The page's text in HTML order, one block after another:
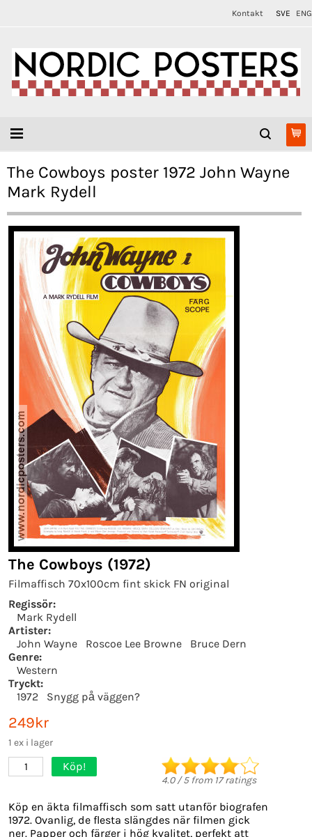
Kontakt SVE ENG
The Cowboys poster 1972 John Wayne
Mark Rydell
The Cowboys (1972)
Filmaffisch 70x100cm fint skick FN original
Regissör:
Mark Rydell
Artister:
John Wayne
Roscoe Lee Browne
Bruce Dern
Genre:
Western
Tryckt:
1972
Snygg på väggen?
249kr
1 ex i lager
1 Köp!
4.0/5from 17ratings
Köp en äkta filmaffisch som satt utanför biografen
1972. Ovanlig, de flesta slängdes när filmen gick
ner. Papper och färger i hög kvalitet, perfekt att